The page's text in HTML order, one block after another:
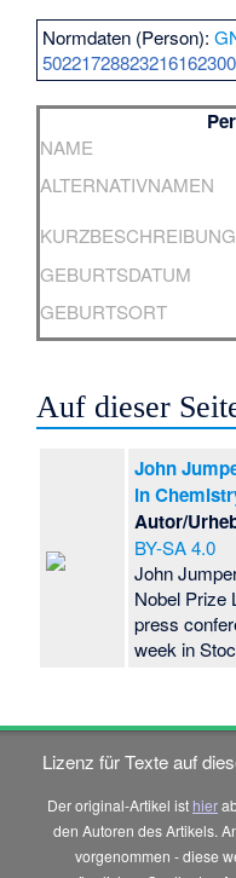
Normdaten (Person):
NAME
ALTERNATIVNAMEN
KURZBESCHREIBUNG
GEBURTSDATUM
GEBURTSORT
Auf dieser
John
in
Autor/
BY-SA 4.0
John
Nobel Prize
press
week in
Lizenz für Texte auf
Der original-Artikel ist hier
den Autoren des Artikels.
vorgenommen - diese